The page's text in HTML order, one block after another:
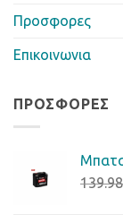
Προσφορες
Επικοινωνια
ΠΡΟΣΦΟΡΈΣ
139.98